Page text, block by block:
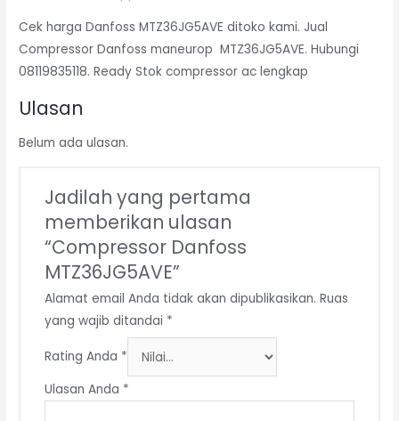
Cek harga Danfoss MTZ36JG5AVE ditoko kami. Jual
Compressor Danfoss maneurop MTZ36JG5AVE. Hubungi
08119835118. Ready Stok compressor ac lengkap
Ulasan
Belum ada ulasan.
Jadilah yang pertama
memberikan ulasan
“Compressor Danfoss
MTZ36JG5AVE”
Alamat email Anda tidak akan dipublikasikan. Ruas
yang wajib ditandai *
Rating Anda *
Ulasan Anda *